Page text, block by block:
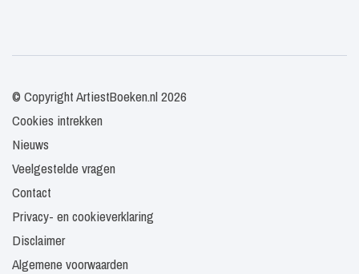
© Copyright ArtiestBoeken.nl 2026
Cookies intrekken
Nieuws
Veelgestelde vragen
Contact
Privacy- en cookieverklaring
Disclaimer
Algemene voorwaarden